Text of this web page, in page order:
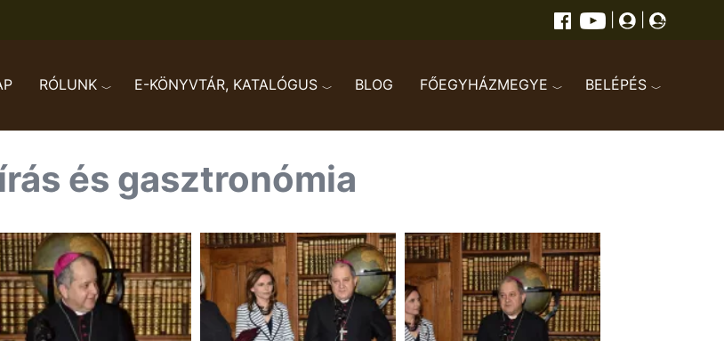
RÓLUNK E-KÖNYVTÁR, KATALÓGUS BLOG FŐEGYHÁZMEGYE BELÉPÉS
és gasztronómia